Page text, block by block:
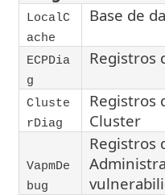
LocalC
ache
Base de
ECPDia
g
Registros
Cluste
rDiag
Registros
Cluster
VapmDe
bug
Registros